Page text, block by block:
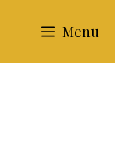
Menu